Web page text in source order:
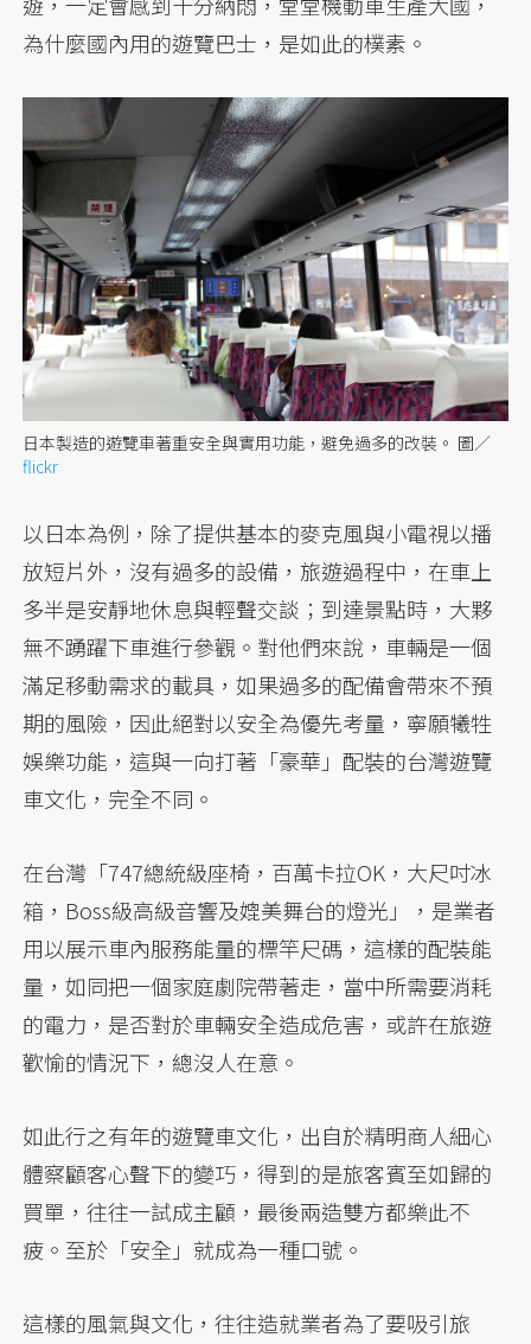
為什麼國內用的遊覽巴士，是如此的樸素。
日本製造的遊覽車著重安全與實用功能，避免過多的改裝。 圖／
flickr
以日本為例，除了提供基本的麥克風與小電視以播
放短片外，沒有過多的設備，旅遊過程中，在車上
多半是安靜地休息與輕聲交談；到達景點時，大夥
無不踴躍下車進行參觀。對他們來說，車輛是一個
滿足移動需求的載具，如果過多的配備會帶來不預
期的風險，因此絕對以安全為優先考量，寧願犧牲
娛樂功能，這與一向打著「豪華」配裝的台灣遊覽
車文化，完全不同。
在台灣「747總統級座椅，百萬卡拉OK，大尺吋冰
箱，Boss級高級音響及媲美舞台的燈光」，是業者
用以展示車內服務能量的標竿尺碼，這樣的配裝能
量，如同把一個家庭劇院帶著走，當中所需要消耗
的電力，是否對於車輛安全造成危害，或許在旅遊
歡愉的情況下，總沒人在意。
如此行之有年的遊覽車文化，出自於精明商人細心
體察顧客心聲下的變巧，得到的是旅客賓至如歸的
買單，往往一試成主顧，最後兩造雙方都樂此不
疲。至於「安全」就成為一種口號。
這樣的風氣與文化，往往造就業者為了要吸引旅